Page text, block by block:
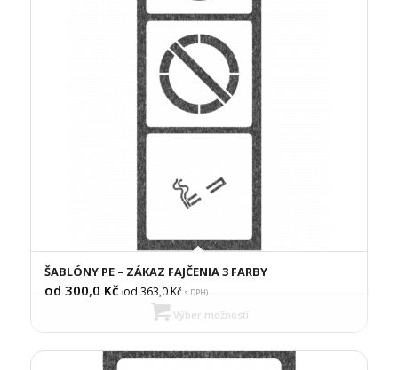
ŠABLÓNY PE – ZÁKAZ FAJČENIA 3 FARBY
od 300,0 Kč (od 363,0Kčs DPH)
Výber možností